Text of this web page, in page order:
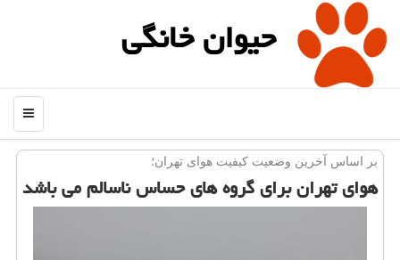
حیوان خانگی
منو
بر اساس آخرین وضعیت كیفیت هوای تهران؛
هوای تهران برای گروه های حساس ناسالم می باشد